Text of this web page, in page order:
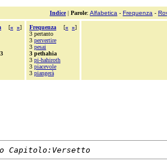
Indice| Parole: Alfabetica - Frequenza -
[« »]
Frequenza [« »]
3 pertanto
3 pervertire
3 pesai
3 pethahia
3 pi-hahiroth
3 piacevole
3 piangerà
Capitolo:Versetto